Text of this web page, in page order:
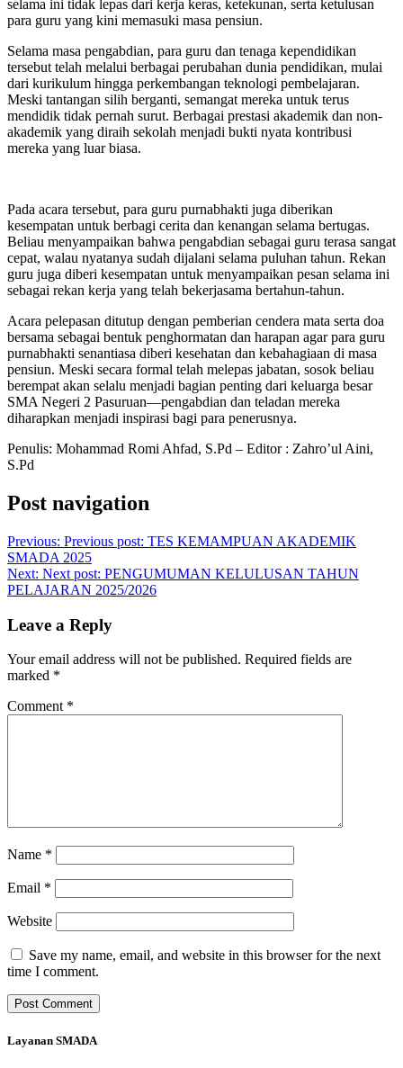
selama ini tidak lepas dari kerja keras, ketekunan, serta ketulusan
para guru yang kini memasuki masa pensiun.
Selama masa pengabdian, para guru dan tenaga kependidikan
tersebut telah melalui berbagai perubahan dunia pendidikan, mulai
dari kurikulum hingga perkembangan teknologi pembelajaran.
Meski tantangan silih berganti, semangat mereka untuk terus
mendidik tidak pernah surut. Berbagai prestasi akademik dan non-
akademik yang diraih sekolah menjadi bukti nyata kontribusi
mereka yang luar biasa.
Pada acara tersebut, para guru purnabhakti juga diberikan
kesempatan untuk berbagi cerita dan kenangan selama bertugas.
Beliau menyampaikan bahwa pengabdian sebagai guru terasa sangat
cepat, walau nyatanya sudah dijalani selama puluhan tahun. Rekan
guru juga diberi kesempatan untuk menyampaikan pesan selama ini
sebagai rekan kerja yang telah bekerjasama bertahun-tahun.
Acara pelepasan ditutup dengan pemberian cendera mata serta doa
bersama sebagai bentuk penghormatan dan harapan agar para guru
purnabhakti senantiasa diberi kesehatan dan kebahagiaan di masa
pensiun. Meski secara formal telah melepas jabatan, sosok beliau
berempat akan selalu menjadi bagian penting dari keluarga besar
SMA Negeri 2 Pasuruan—pengabdian dan teladan mereka
diharapkan menjadi inspirasi bagi para penerusnya.
Penulis: Mohammad Romi Ahfad, S.Pd – Editor : Zahro’ul Aini,
S.Pd
Post navigation
Previous: Previous post: TES KEMAMPUAN AKADEMIK
SMADA 2025
Next: Next post: PENGUMUMAN KELULUSAN TAHUN
PELAJARAN 2025/2026
Leave a Reply
Your email address will not be published. Required fields are
marked *
Comment *
Name *
Email *
Website
Save my name, email, and website in this browser for the next
time I comment.
Layanan SMADA